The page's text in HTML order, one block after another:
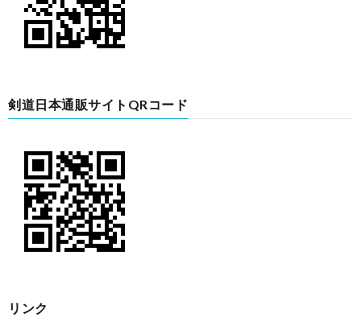
剣道日本通販サイトQRコード
リンク